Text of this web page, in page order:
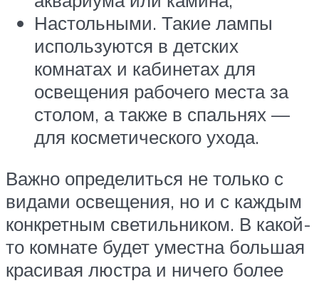
Настольными. Такие лампы
используются в детских
комнатах и кабинетах для
освещения рабочего места за
столом, а также в спальнях —
для косметического ухода.
Важно определиться не только с
видами освещения, но и с каждым
конкретным светильником. В какой-
то комнате будет уместна большая
красивая люстра и ничего более